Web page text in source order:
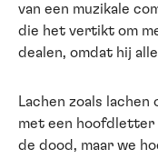
van een muzikale
die het vertikt om
dealen, omdat hij
Lachen zoals
met een hoofdletter
de dood, maar we